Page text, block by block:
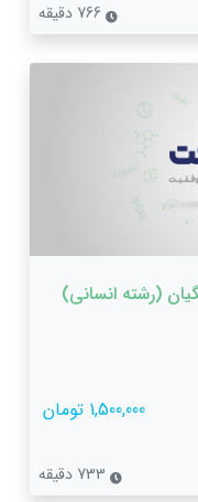
(رشته‌ انسانی)
1,500,000 تومان